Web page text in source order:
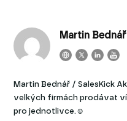
Martin Bednář
Martin Bednář / SalesKick
velkých firmách prodávat
pro jednotlivce.☺